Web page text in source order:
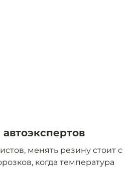
менять резину стоит с
когда температура